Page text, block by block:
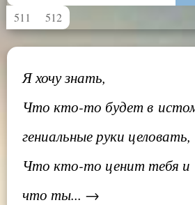
511
512
Я хочу знать,
Что кто-то будет в
гениальные руки целовать,
Что кто-то ценит тебя и
что ты... →